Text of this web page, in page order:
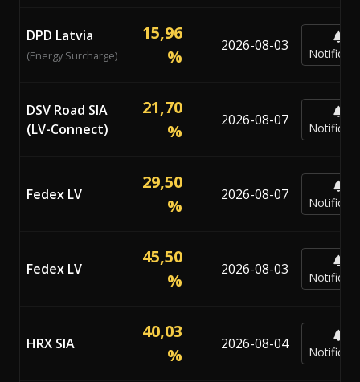
DPD Latvia
(Energy Surcharge)
15,96
%
2026-08-03
DSV Road SIA
(LV-Connect)
21,70
%
2026-08-07
Fedex LV
29,50
%
2026-08-07
Fedex LV
45,50
%
2026-08-03
HRX SIA
40,03
%
2026-08-04